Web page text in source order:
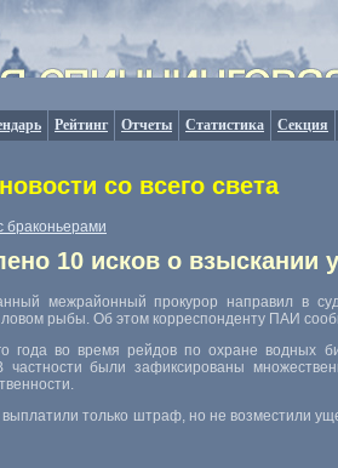
Рейтинг Отчеты Статистика Секция
со всего света
браконьерами
10 исков о
межрайонный прокурор направил в
рыбы. Об этом корреспонденту ПАИ
года во время рейдов по охране водных
частности были зафиксированы
только штраф, но не возместили